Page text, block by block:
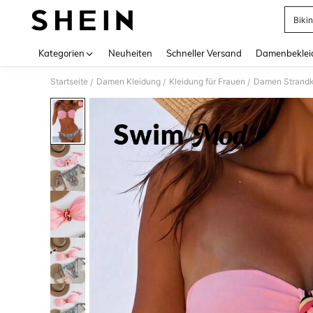
Kategorien Neuheiten Schneller Versand
Startseite / Damen Kleidung / Kleidung für Frauen / Damen